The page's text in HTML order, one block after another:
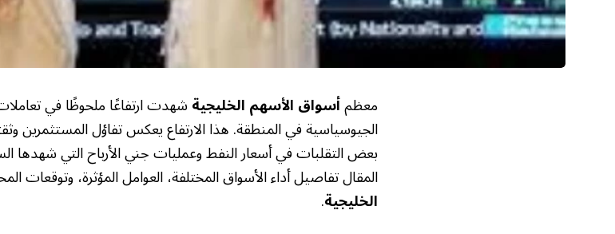
معظمأسواق الأسهم الخليجيةشهدت ارتفاعًا ملحوظًا في
الجيوسياسية في المنطقة. هذا الارتفاع يعكس تفاؤل المستثمرين
بعض التقلبات في أسعار النفط وعمليات جني الأرباح التي
المقال تفاصيل أداء الأسواق المختلفة، العوامل المؤثرة، وتوقعات
الخليجية.